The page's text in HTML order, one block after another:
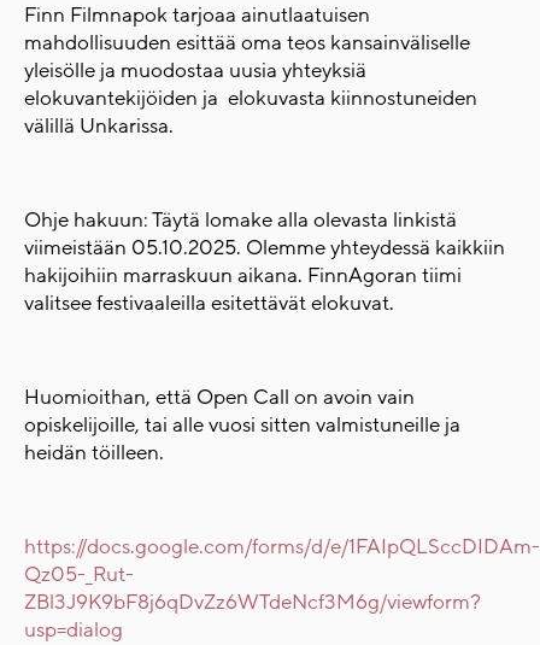
Finn Filmnapok tarjoaa ainutlaatuisen
mahdollisuuden esittää oma teos kansainväliselle
yleisölle ja muodostaa uusia yhteyksiä
elokuvantekijöiden ja elokuvasta kiinnostuneiden
välillä Unkarissa.
Ohje hakuun: Täytä lomake alla olevasta linkistä
viimeistään 05.10.2025. Olemme yhteydessä kaikkiin
hakijoihiin marraskuun aikana. FinnAgoran tiimi
valitsee festivaaleilla esitettävät elokuvat.
Huomioithan, että Open Call on avoin vain
opiskelijoille, tai alle vuosi sitten valmistuneille ja
heidän töilleen.
https://docs.google.com/forms/d/e/1FAIpQLSccDIDAm-
Qz05-_Rut-
ZBl3J9K9bF8j6qDvZz6WTdeNcf3M6g/viewform?
usp=dialog